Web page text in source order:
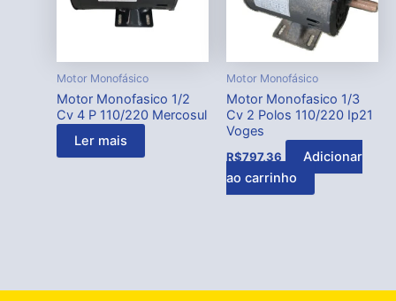
Motor Monofásico
Motor Monofasico 1/2
Cv 4 P 110/220 Mercosul
Ler mais
Motor Monofásico
Motor Monofasico 1/3
Cv 2 Polos 110/220 Ip21
Voges
R$797,36
Adicionar
ao carrinho